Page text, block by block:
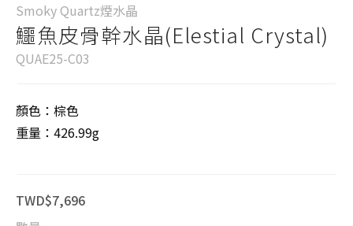
Smoky Quartz煙水晶
鱷魚皮骨幹水晶(Elestial Crystal)
QUAE25-C03
顏色：棕色
重量：426.99g
TWD$7,696